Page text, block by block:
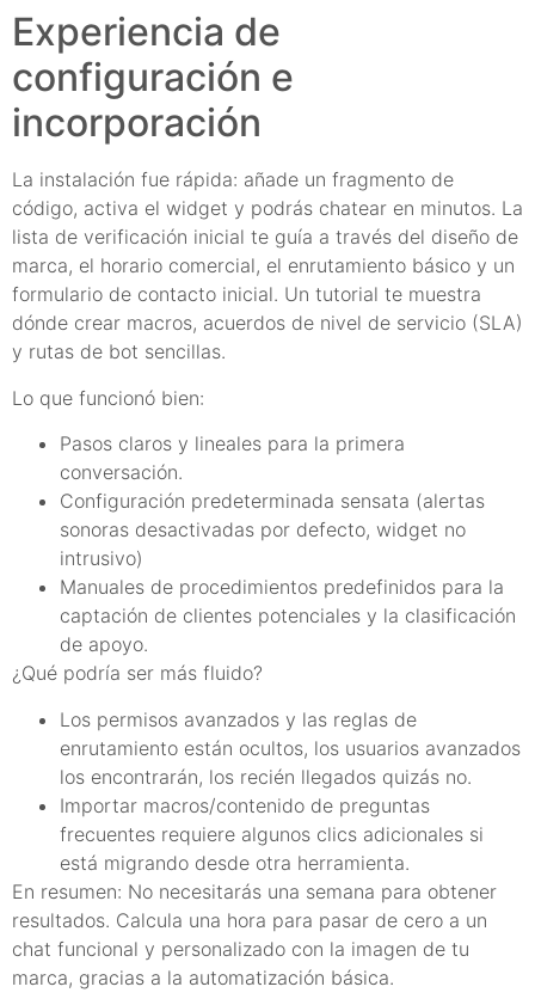
Experiencia de
configuración e
incorporación
La instalación fue rápida: añade un fragmento de
código, activa el widget y podrás chatear en minutos. La
lista de verificación inicial te guía a través del diseño de
marca, el horario comercial, el enrutamiento básico y un
formulario de contacto inicial. Un tutorial te muestra
dónde crear macros, acuerdos de nivel de servicio (SLA)
y rutas de bot sencillas.
Lo que funcionó bien:
Pasos claros y lineales para la primera
conversación.
Configuración predeterminada sensata (alertas
sonoras desactivadas por defecto, widget no
intrusivo)
Manuales de procedimientos predefinidos para la
captación de clientes potenciales y la clasificación
de apoyo.
¿Qué podría ser más fluido?
Los permisos avanzados y las reglas de
enrutamiento están ocultos, los usuarios avanzados
los encontrarán, los recién llegados quizás no.
Importar macros/contenido de preguntas
frecuentes requiere algunos clics adicionales si
está migrando desde otra herramienta.
En resumen: No necesitarás una semana para obtener
resultados. Calcula una hora para pasar de cero a un
chat funcional y personalizado con la imagen de tu
marca, gracias a la automatización básica.